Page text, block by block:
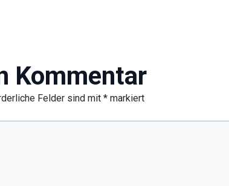
Kommentar
Felder sind mit * markiert